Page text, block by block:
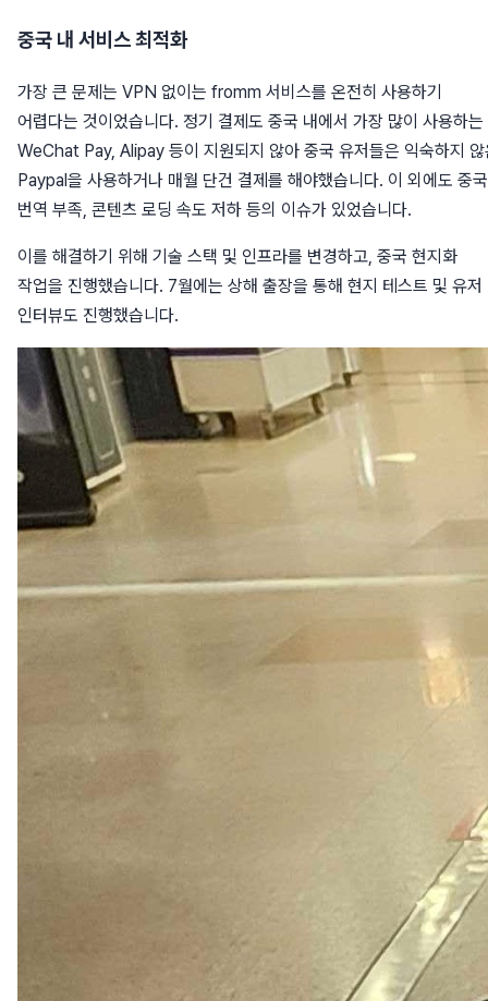
중국 내 서비스 최적화
가장 큰 문제는 VPN 없이는 fromm 서비스를 온전히 사용하기
어렵다는 것이었습니다. 정기 결제도 중국 내에서 가장 많이 사용하는
WeChat Pay, Alipay 등이 지원되지 않아 중국 유저들은 익숙하지 않
Paypal을 사용하거나 매월 단건 결제를 해야했습니다. 이 외에도 중
번역 부족, 콘텐츠 로딩 속도 저하 등의 이슈가 있었습니다.
이를 해결하기 위해 기술 스택 및 인프라를 변경하고, 중국 현지화
작업을 진행했습니다. 7월에는 상해 출장을 통해 현지 테스트 및 유저
인터뷰도 진행했습니다.